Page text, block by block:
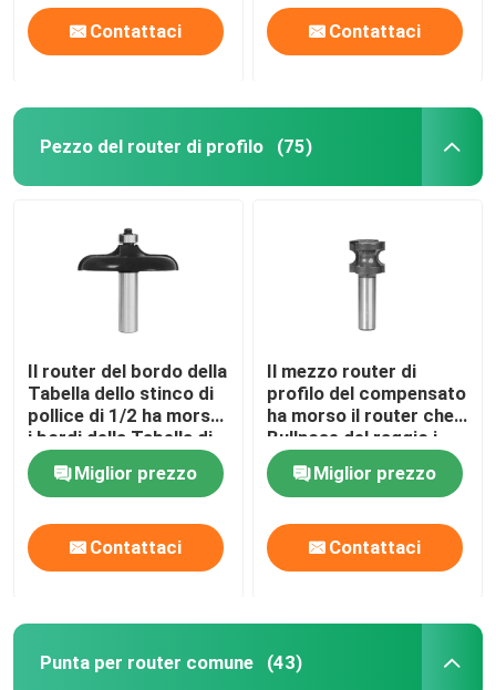
Contattaci Contattaci
Pezzo del router di profilo (75)
Il router del bordo della
Tabella dello stinco di
pollice di 1/2 ha morso
i bordi della Tabella di
rivestimento
Miglior prezzo
Contattaci
Il mezzo router di
profilo del compensato
ha morso il router che
Bullnose del raggio i
pezzi completamente
hanno arrotondato il
bordo
Miglior prezzo
Contattaci
Punta per router comune (43)